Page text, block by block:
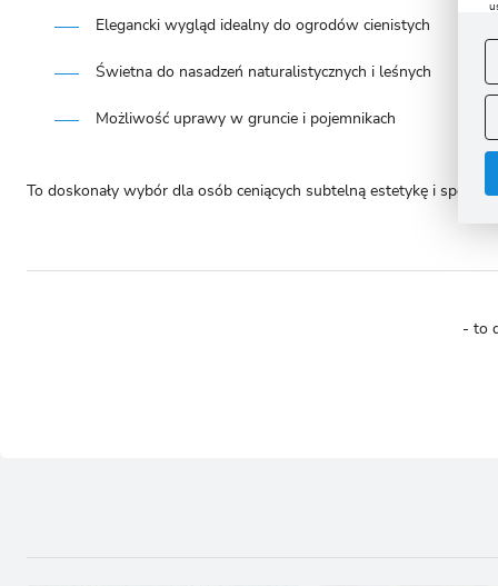
Elegancki wygląd idealny do ogrodów cienistych
Świetna do nasadzeń naturalistycznych i leśnych
Możliwość uprawy w gruncie i pojemnikach
To doskonały wybór dla osób ceniących subtelną estetykę i
- to